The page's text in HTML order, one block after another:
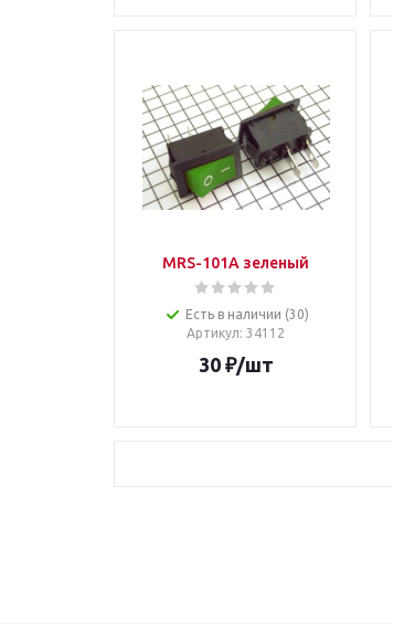
MRS-101A зеленый
Есть в наличии (30)
Артикул: 34112
30₽/шт